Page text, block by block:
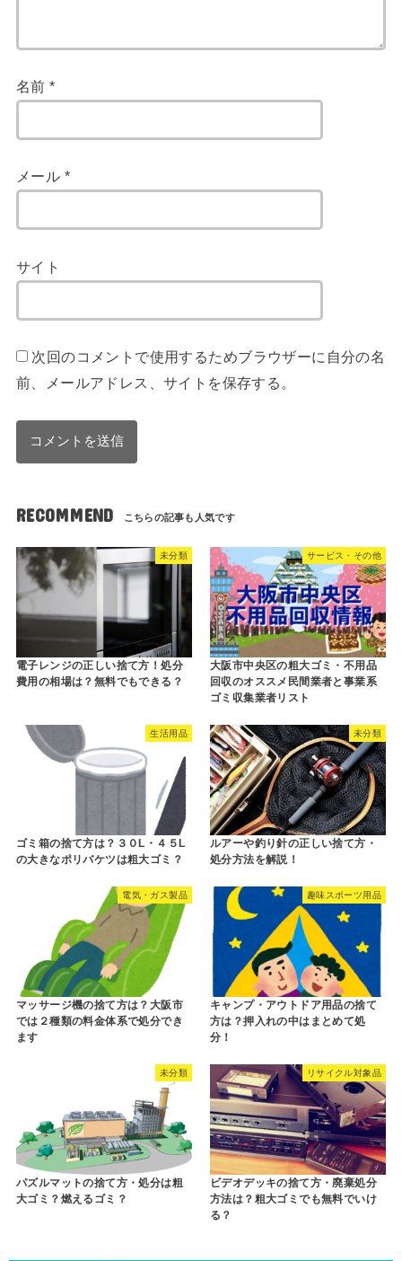
名前*
メール *
サイト
次回のコメントで使用するためブラウザーに自分の名
前、メールアドレス、サイトを保存する。
RECOMMEND
未分類
電子レンジの正しい捨て方！処分
費用の相場は？無料でもできる？
サービス・その他
大阪市中央区の粗大ゴミ・不用品
回収のオススメ民間業者と事業系
ゴミ収集業者リスト
生活用品
ゴミ箱の捨て方は？３０L・４５L
の大きなポリバケツは粗大ゴミ？
未分類
ルアーや釣り針の正しい捨て方・
処分方法を解説！
電気・ガス製品
マッサージ機の捨て方は？大阪市
では２種類の料金体系で処分でき
ます
趣味スポーツ用品
キャンプ・アウトドア用品の捨て
方は？押入れの中はまとめて処
分！
未分類
パズルマットの捨て方・処分は粗
大ゴミ？燃えるゴミ？
リサイクル対象品
ビデオデッキの捨て方・廃棄処分
方法は？粗大ゴミでも無料でいけ
る？